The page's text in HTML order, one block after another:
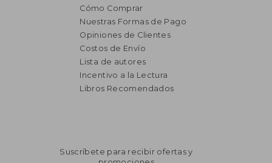
Cómo Comprar
Nuestras Formas de Pago
Opiniones de Clientes
Costos de Envío
Lista de autores
Incentivo a la Lectura
Libros Recomendados
Suscríbete para recibir ofertas y